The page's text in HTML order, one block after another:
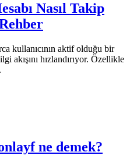
Nasıl Takip
kullanıcının aktif olduğu bir
akışını hızlandırıyor. Özellikle
ne demek?